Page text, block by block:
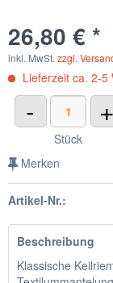
26,80 € *
inkl. MwSt. zzgl.
Lieferzeit ca. 2-5
- +
Stück
Merken
Artikel-Nr.:
Beschreibung
Klassische